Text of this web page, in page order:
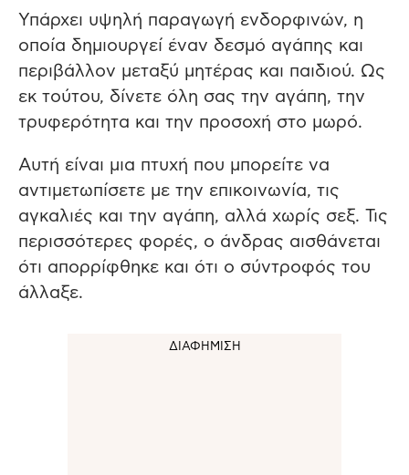
Υπάρχει υψηλή παραγωγή ενδορφινών, η
οποία δημιουργεί έναν δεσμό αγάπης και
περιβάλλον μεταξύ μητέρας και παιδιού. Ως
εκ τούτου, δίνετε όλη σας την αγάπη, την
τρυφερότητα και την προσοχή στο μωρό.
Αυτή είναι μια πτυχή που μπορείτε να
αντιμετωπίσετε με την επικοινωνία, τις
αγκαλιές και την αγάπη, αλλά χωρίς σεξ. Τις
περισσότερες φορές, ο άνδρας αισθάνεται
ότι απορρίφθηκε και ότι ο σύντροφός του
άλλαξε.